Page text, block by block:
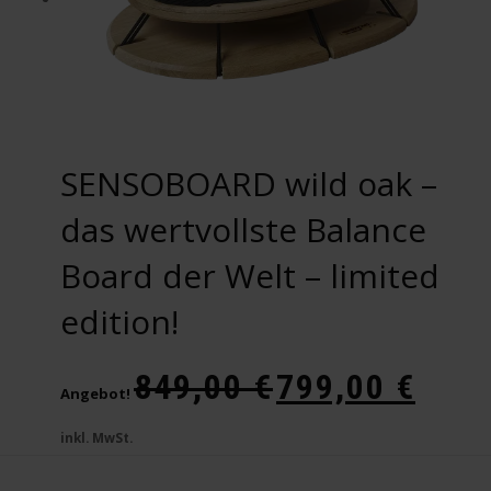
Optionen
gewählt
werden
SENSOBOARD wild oak –
das wertvollste Balance
Board der Welt – limited
edition!
Angebot! 849,00€ Preis
799,00 €
inkl. MwSt.